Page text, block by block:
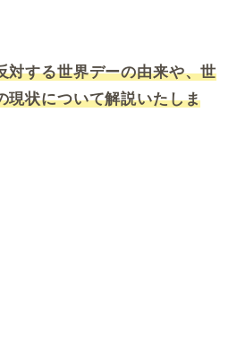
対する世界デーの由来や、世
現状について解説いたしま